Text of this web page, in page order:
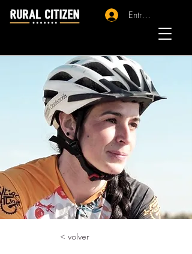
Entrar - Registro
< volver